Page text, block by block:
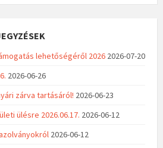
lehetőségéről 2026 2026-07-20
2026-06-26
zárva tartásáról! 2026-06-23
ülésre 2026.06.17. 2026-06-12
2026-06-12